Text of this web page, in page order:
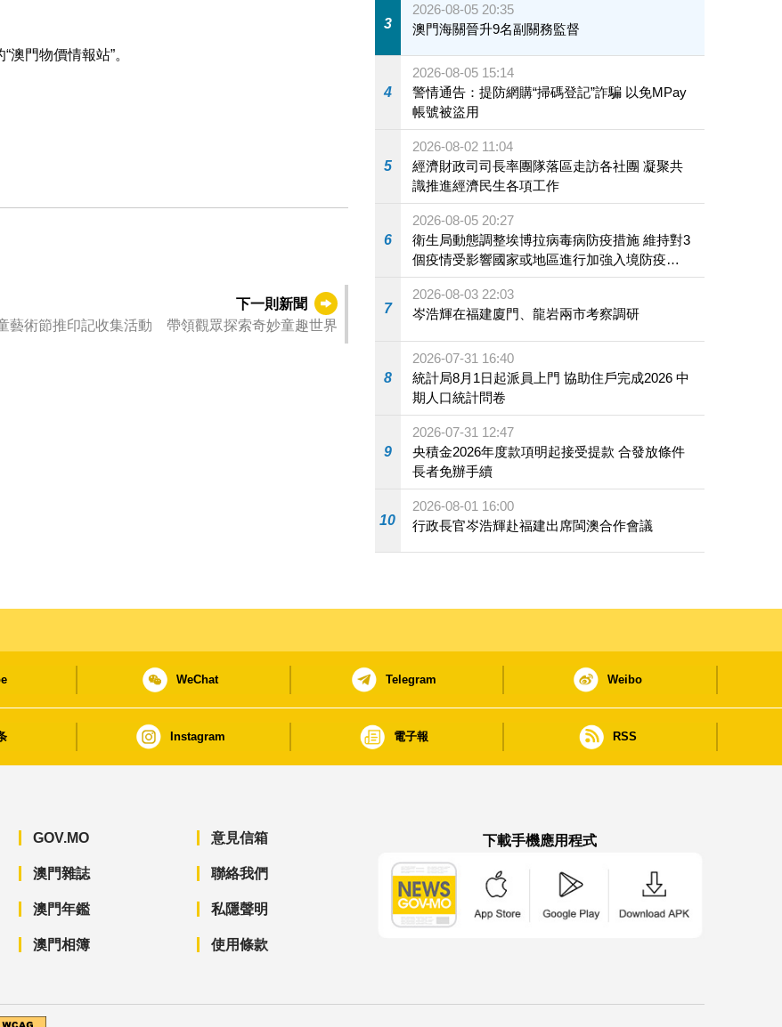
“澳門物價情報站”。
下一則新聞
藝術節推印記收集活動 帶領觀眾探索奇妙童趣世界
3
2026-08-05 20:35
澳門海關晉升9名副關務監督
4
2026-08-05 15:14
警情通告：提防網購“掃碼登記”詐騙 以免MPay
帳號被盜用
5
2026-08-02 11:04
經濟財政司司長率團隊落區走訪各社團 凝聚共
識推進經濟民生各項工作
6
2026-08-05 20:27
衛生局動態調整埃博拉病毒病防疫措施 維持對3
個疫情受影響國家或地區進行加強入境防疫措
施
7
2026-08-03 22:03
岑浩輝在福建廈門、龍岩兩市考察調研
8
2026-07-31 16:40
統計局8月1日起派員上門 協助住戶完成2026 中
期人口統計問卷
9
2026-07-31 12:47
央積金2026年度款項明起接受提款 合發放條件
長者免辦手續
10
2026-08-01 16:00
行政長官岑浩輝赴福建出席閩澳合作會議
WeChat Telegram Weibo
Instagram 電子報 RSS
GOV.MO
澳門雜誌
澳門年鑑
澳門相簿
意見信箱
聯絡我們
私隱聲明
使用條款
下載手機應用程式